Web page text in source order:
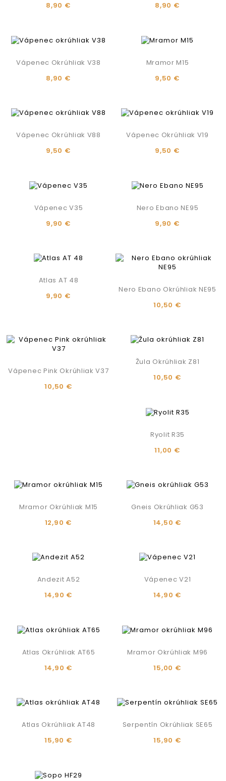
8,90 €
8,90 €
Vápenec Okrúhliak V38
8,90 €
Mramor M15
9,50 €
Vápenec Okrúhliak V88
9,50 €
Vápenec Okrúhliak V19
9,50 €
Vápenec V35
9,90 €
Nero Ebano NE95
9,90 €
Atlas AT 48
9,90 €
Nero Ebano Okrúhliak NE95
10,50 €
Vápenec Pink Okrúhliak V37
10,50 €
Žula Okrúhliak Z81
10,50 €
Ryolit R35
11,00 €
Mramor Okrúhliak M15
12,90 €
Gneis Okrúhliak G53
14,50 €
Andezit A52
14,90 €
Vápenec V21
14,90 €
Atlas Okrúhliak AT65
14,90 €
Mramor Okrúhliak M96
15,00 €
Atlas Okrúhliak AT48
15,90 €
Serpentín Okrúhliak SE65
15,90 €